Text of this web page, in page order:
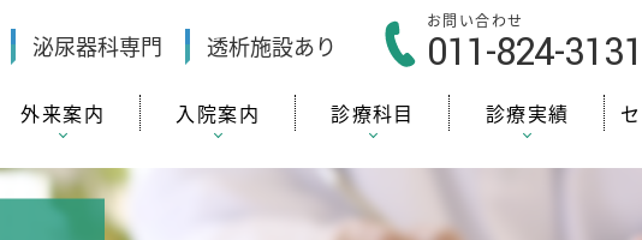
泌尿器科専門 透析施設あり
お問い合わせ
011-824-3131
外来案内 入院案内 診療科目 診療実績